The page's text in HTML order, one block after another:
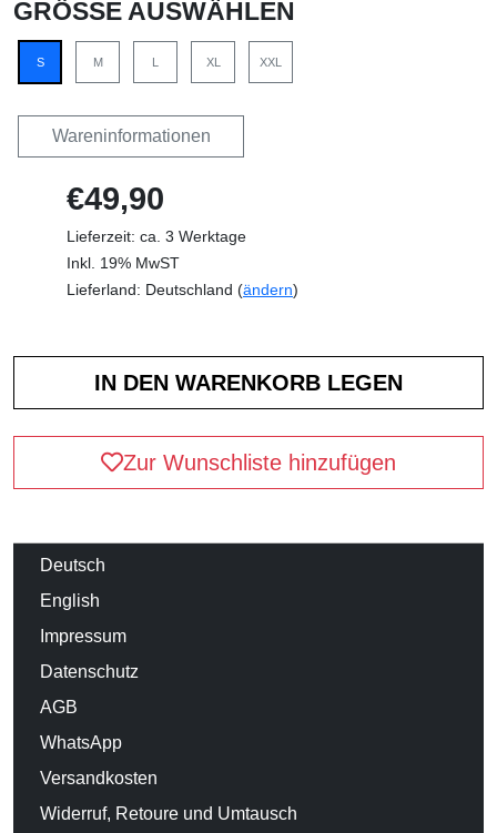
GRÖSSE AUSWÄHLEN
S M L XL XXL
Wareninformationen
€49,90
Lieferzeit: ca. 3 Werktage
Inkl. 19% MwST
Lieferland: Deutschland (ändern)
Zur Wunschliste hinzufügen
Deutsch
English
Impressum
Datenschutz
AGB
WhatsApp
Versandkosten
Widerruf, Retoure und Umtausch